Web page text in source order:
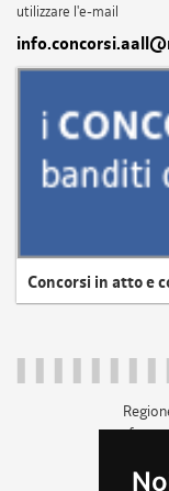
utilizzare l'e-mail
Concorsi in atto e
c.f.